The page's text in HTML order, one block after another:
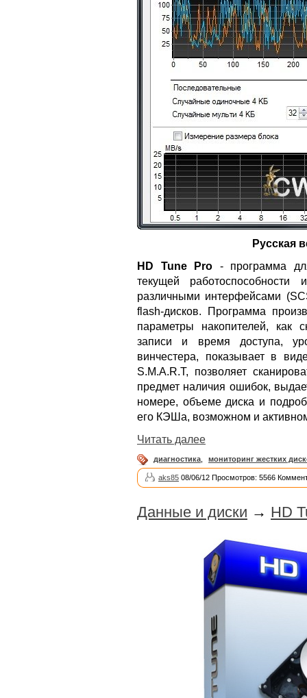
Русская
HD Tune Pro - программа
текущей работоспособности
различными интерфейсами
flash-дисков. Программа
параметры накопителей, как
записи и время доступа,
винчестера, показывает в
S.M.A.R.T, позволяет
предмет наличия ошибок,
номере, объеме диска и
его КЭШа, возможном и
Читать далее
диагностика мониторинг жестких
aks85 08/06/12 Просмотров: 5566
Данные и диски → HD